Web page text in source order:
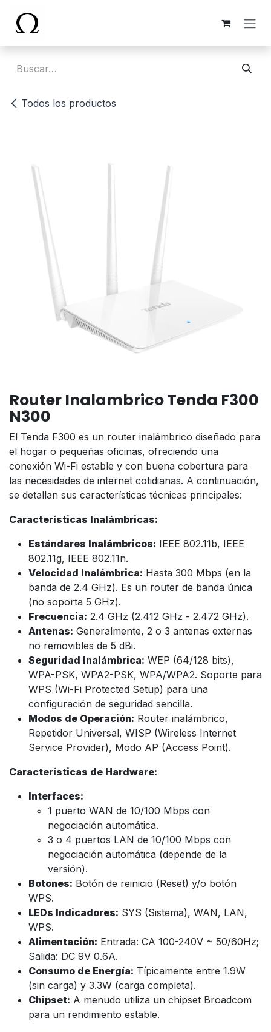
Todos los productos
Router Inalambrico Tenda F300
N300
El Tenda F300 es un router inalámbrico diseñado para
el hogar o pequeñas oficinas, ofreciendo una
conexión Wi-Fi estable y con buena cobertura para
las necesidades de internet cotidianas. A continuación,
se detallan sus características técnicas principales:
Características Inalámbricas:
Estándares Inalámbricos: IEEE 802.11b, IEEE
802.11g, IEEE 802.11n.
Velocidad Inalámbrica: Hasta 300 Mbps (en la
banda de 2.4 GHz). Es un router de banda única
(no soporta 5 GHz).
Frecuencia: 2.4 GHz (2.412 GHz - 2.472 GHz).
Antenas: Generalmente, 2 o 3 antenas externas
no removibles de 5 dBi.
Seguridad Inalámbrica: WEP (64/128 bits),
WPA-PSK, WPA2-PSK, WPA/WPA2. Soporte para
WPS (Wi-Fi Protected Setup) para una
configuración de seguridad sencilla.
Modos de Operación: Router inalámbrico,
Repetidor Universal, WISP (Wireless Internet
Service Provider), Modo AP (Access Point).
Características de Hardware:
Interfaces:
1 puerto WAN de 10/100 Mbps con
negociación automática.
3 o 4 puertos LAN de 10/100 Mbps con
negociación automática (depende de la
versión).
Botones: Botón de reinicio (Reset) y/o botón
WPS.
LEDs Indicadores: SYS (Sistema), WAN, LAN,
WPS.
Alimentación: Entrada: CA 100-240V ~ 50/60Hz;
Salida: DC 9V 0.6A.
Consumo de Energía: Típicamente entre 1.9W
(sin carga) y 3.3W (carga completa).
Chipset: A menudo utiliza un chipset Broadcom
para un rendimiento estable.